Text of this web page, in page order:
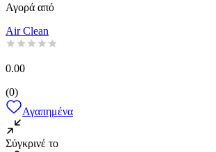
Αγορά από
Air Clean
0.00
(0)
Αγαπημένα
Σύγκρινέ το